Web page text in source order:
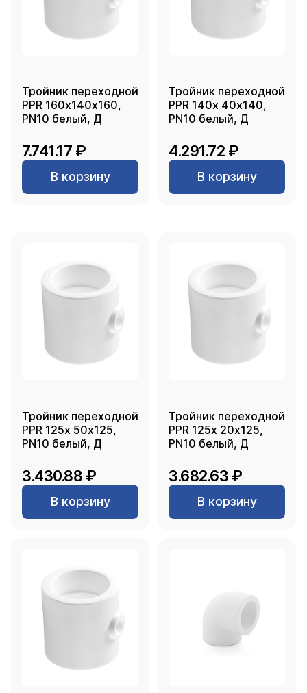
Тройник переходной
PPR 160х140х160,
PN10 белый, Д
7.741.17 ₽
В корзину
Тройник переходной
PPR 140х 40х140,
PN10 белый, Д
4.291.72 ₽
В корзину
Тройник переходной
PPR 125х 50х125,
PN10 белый, Д
3.430.88 ₽
В корзину
Тройник переходной
PPR 125х 20х125,
PN10 белый, Д
3.682.63 ₽
В корзину